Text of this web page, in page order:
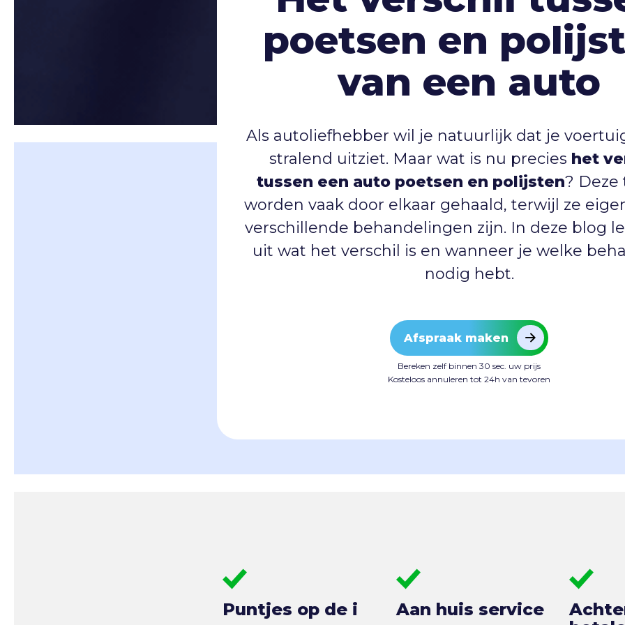
poetsen en
van een auto
Als autoliefhebber wil je natuurlijk dat je
stralend uitziet. Maar wat is nu precies het
tussen een auto poetsen en polijsten?
worden vaak door elkaar gehaald, terwijl ze
verschillende behandelingen zijn. In deze blog
uit wat het verschil is en wanneer je welke
nodig hebt.
Afspraak maken
Bereken zelf binnen 30 sec. uw prijs
Kosteloos annuleren tot 24h van tevoren
Puntjes op de i Aan huis service